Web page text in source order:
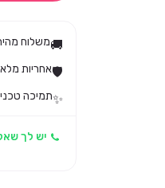
🚚משלוח מהיר עד 5 ימי עסקים
🛡️אחריות מלאה · החזרה
✨תמיכה
יש לך